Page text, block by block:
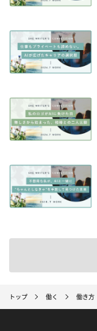
トップ 働く 働き方